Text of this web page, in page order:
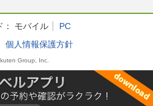
モバイル
PC
個人情報保護方針
Group, Inc.